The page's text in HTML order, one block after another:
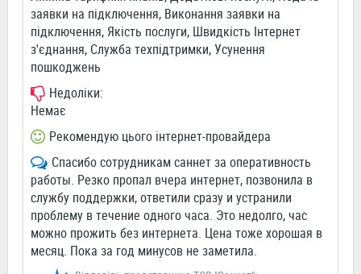
заявки на підключення, Виконання заявки на
підключення, Якість послуги, Швидкість Інтернет
з'єднання, Служба техпідтримки, Усунення
пошкоджень
Недоліки:
Немає
Рекомендую цього інтернет-провайдера
Спасибо сотрудникам саннет за оперативность
работы. Резко пропал вчера интернет, позвонила в
службу поддержки, ответили сразу и устранили
проблему в течение одного часа. Это недолго, час
можно прожить без интернета. Цена тоже хорошая в
месяц. Пока за год минусов не заметила.